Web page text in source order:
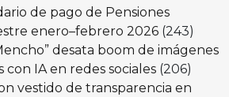
de pago de Pensiones
enero–febrero 2026 (243)
desata boom de imágenes
con IA en redes sociales (206)
vestido de transparencia en